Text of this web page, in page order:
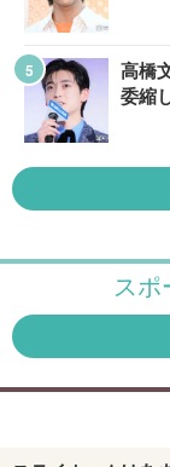
高橋
委縮